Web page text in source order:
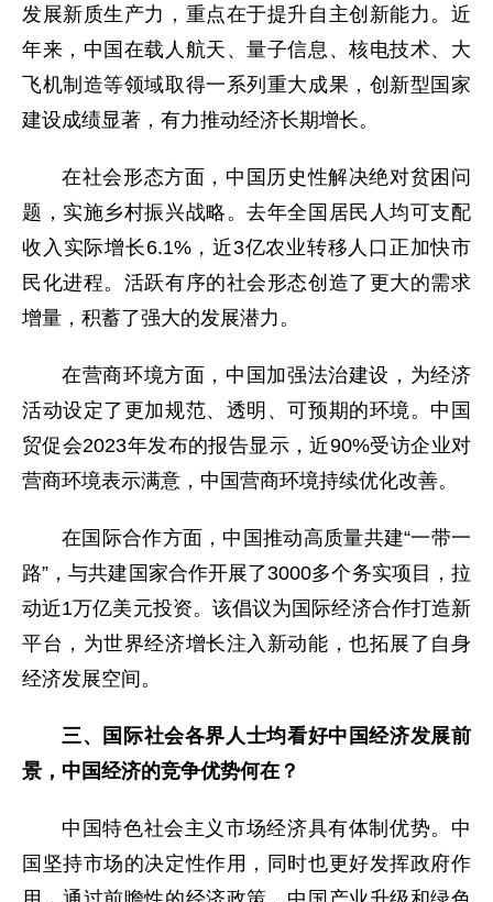
发展新质生产力，重点在于提升自主创新能力。近
年来，中国在载人航天、量子信息、核电技术、大
飞机制造等领域取得一系列重大成果，创新型国家
建设成绩显著，有力推动经济长期增长。
在社会形态方面，中国历史性解决绝对贫困问
题，实施乡村振兴战略。去年全国居民人均可支配
收入实际增长6.1%，近3亿农业转移人口正加快市
民化进程。活跃有序的社会形态创造了更大的需求
增量，积蓄了强大的发展潜力。
在营商环境方面，中国加强法治建设，为经济
活动设定了更加规范、透明、可预期的环境。中国
贸促会2023年发布的报告显示，近90%受访企业对
营商环境表示满意，中国营商环境持续优化改善。
在国际合作方面，中国推动高质量共建“一带一
路”，与共建国家合作开展了3000多个务实项目，拉
动近1万亿美元投资。该倡议为国际经济合作打造新
平台，为世界经济增长注入新动能，也拓展了自身
经济发展空间。
三、国际社会各界人士均看好中国经济发展前
景，中国经济的竞争优势何在？
中国特色社会主义市场经济具有体制优势。中
国坚持市场的决定性作用，同时也更好发挥政府作